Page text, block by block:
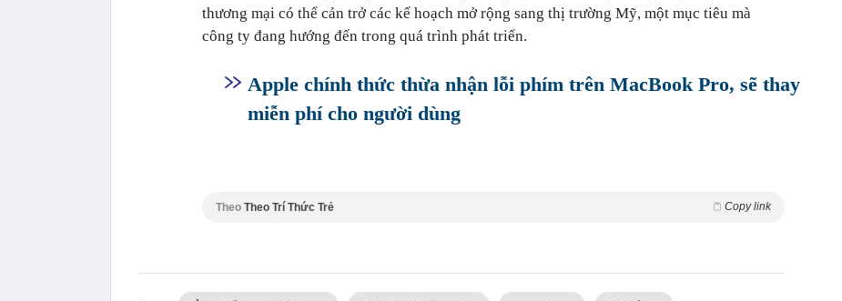
thương mại có thể cản trở các kế hoạch mở rộng sang thị trường Mỹ, một mục tiêu mà
công ty đang hướng đến trong quá trình phát triển.
Apple chính thức thừa nhận lỗi phím trên MacBook Pro, sẽ thay
miễn phí cho người dùng
Theo Theo Trí Thức Trẻ Copy link